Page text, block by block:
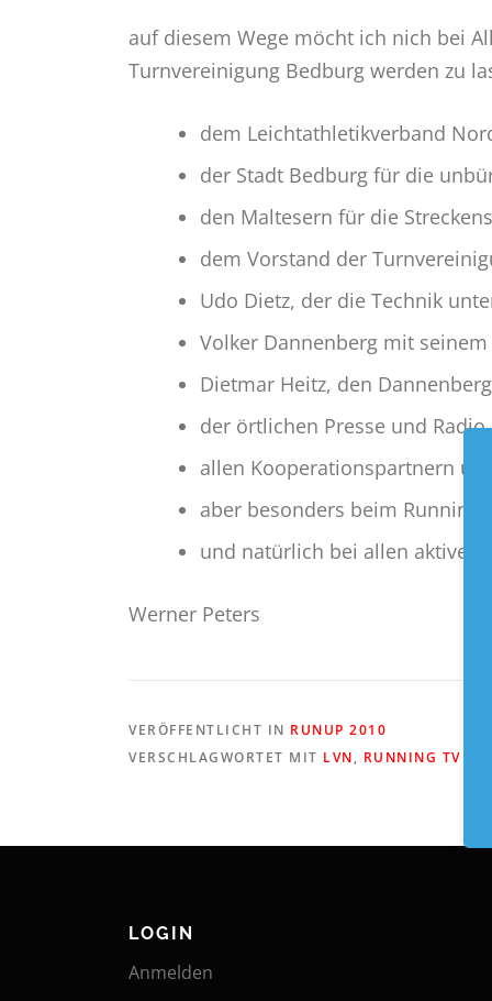
auf diesem Wege möcht ich nich bei
Turnvereinigung Bedburg werden zu
dem Leichtathletikverband
der Stadt Bedburg für die
den Maltesern für die
dem Vorstand der
Udo Dietz, der die Technik
Volker Dannenberg mit
Dietmar Heitz, den
der örtlichen Presse und
allen Kooperationspartnern
aber besonders beim Running
und natürlich bei allen aktiven
Werner Peters
VERÖFFENTLICHT IN RUNUP 2010
VERSCHLAGWORTET MIT LVN, RUNNING TV
LOGIN
Anmelden